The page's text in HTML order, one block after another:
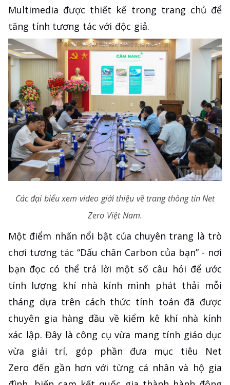
Multimedia được thiết kế trong trang chủ để
tăng tính tương tác với độc giả.
Các đại biểu xem video giới thiệu về trang thông tin Net
Zero Việt Nam.
Một điểm nhấn nổi bật của chuyên trang là trò
chơi tương tác “Dấu chân Carbon của bạn” - nơi
bạn đọc có thể trả lời một số câu hỏi để ước
tính lượng khí nhà kính mình phát thải mỗi
tháng dựa trên cách thức tính toán đã được
chuyên gia hàng đầu về kiểm kê khí nhà kính
xác lập. Đây là công cụ vừa mang tính giáo dục
vừa giải trí, góp phần đưa mục tiêu Net
Zero đến gần hơn với từng cá nhân và hộ gia